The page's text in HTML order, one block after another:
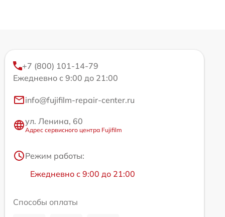
+7 (800) 101-14-79
Ежедневно с 9:00 до 21:00
info@fujifilm-repair-center.ru
ул. Ленина, 60
Адрес сервисного центра Fujifilm
Режим работы:
Ежедневно с 9:00 до 21:00
Способы оплаты